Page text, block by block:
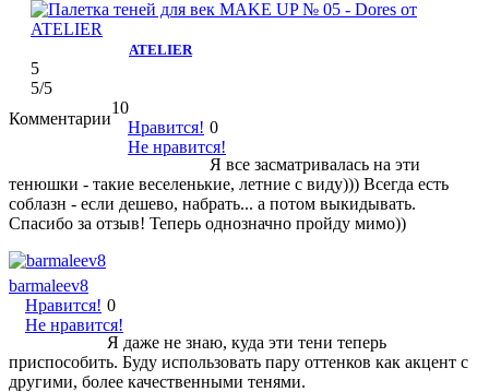
ATELIER
5
5/5
Комментарии
10
Нравится!
Не нравится!
0
Я все засматривалась на эти
тенюшки - такие веселенькие, летние с виду))) Всегда есть
соблазн - если дешево, набрать... а потом выкидывать.
Спасибо за отзыв! Теперь однозначно пройду мимо))
barmaleev8
Нравится!
Не нравится!
0
Я даже не знаю, куда эти тени теперь
приспособить. Буду использовать пару оттенков как акцент с
другими, более качественными тенями.